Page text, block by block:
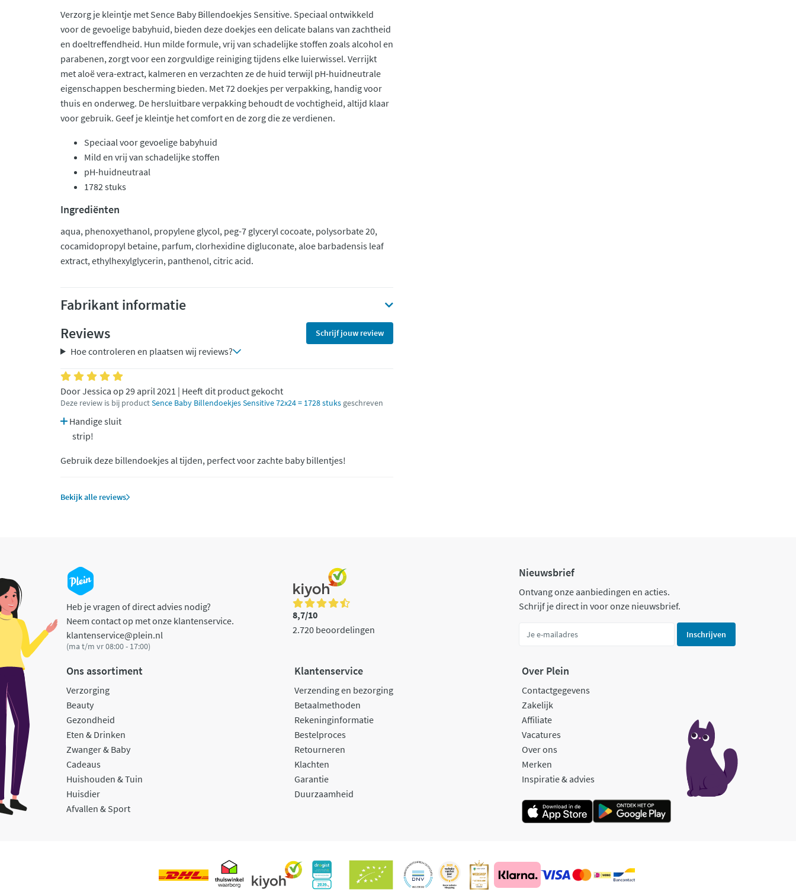
Verzorg je kleintje met Sence Baby Billendoekjes Sensitive. Speciaal ontwikkeld
voor de gevoelige babyhuid, bieden deze doekjes een delicate balans van zachtheid
en doeltreffendheid. Hun milde formule, vrij van schadelijke stoffen zoals alcohol en
parabenen, zorgt voor een zorgvuldige reiniging tijdens elke luierwissel. Verrijkt
met aloë vera-extract, kalmeren en verzachten ze de huid terwijl pH-huidneutrale
eigenschappen bescherming bieden. Met 72 doekjes per verpakking, handig voor
thuis en onderweg. De hersluitbare verpakking behoudt de vochtigheid, altijd klaar
voor gebruik. Geef je kleintje het comfort en de zorg die ze verdienen.
Speciaal voor gevoelige babyhuid
Mild en vrij van schadelijke stoffen
pH-huidneutraal
1782 stuks
Ingrediënten
aqua, phenoxyethanol, propylene glycol, peg-7 glyceryl cocoate, polysorbate 20,
cocamidopropyl betaine, parfum, clorhexidine digluconate, aloe barbadensis leaf
extract, ethylhexylglycerin, panthenol, citric acid.
Fabrikant informatie
Reviews
Schrijf jouw review
Hoe controleren en plaatsen wij reviews?
Door Jessica op 29 april 2021 | Heeft dit product gekocht
Deze review is bij productSence Baby Billendoekjes Sensitive 72x24 = 1728 stuks geschreven
Handige sluit
strip!
Gebruik deze billendoekjes al tijden, perfect voor zachte baby billentjes!
Bekijk alle reviews
Heb je vragen of direct advies nodig?
Neem contact op met onze klantenservice.
klantenservice@plein.nl
(ma t/m vr 08:00 - 17:00)
8,7/10
2.720 beoordelingen
Nieuwsbrief
Ontvang onze aanbiedingen en acties.
Schrijf je direct in voor onze nieuwsbrief.
Inschrijven
Ons assortiment
Verzorging
Beauty
Gezondheid
Eten & Drinken
Zwanger & Baby
Cadeaus
Huishouden & Tuin
Huisdier
Afvallen & Sport
Klantenservice
Verzending en bezorging
Betaalmethoden
Rekeninginformatie
Bestelproces
Retourneren
Klachten
Garantie
Duurzaamheid
Over Plein
Contactgegevens
Zakelijk
Affiliate
Vacatures
Over ons
Merken
Inspiratie & advies